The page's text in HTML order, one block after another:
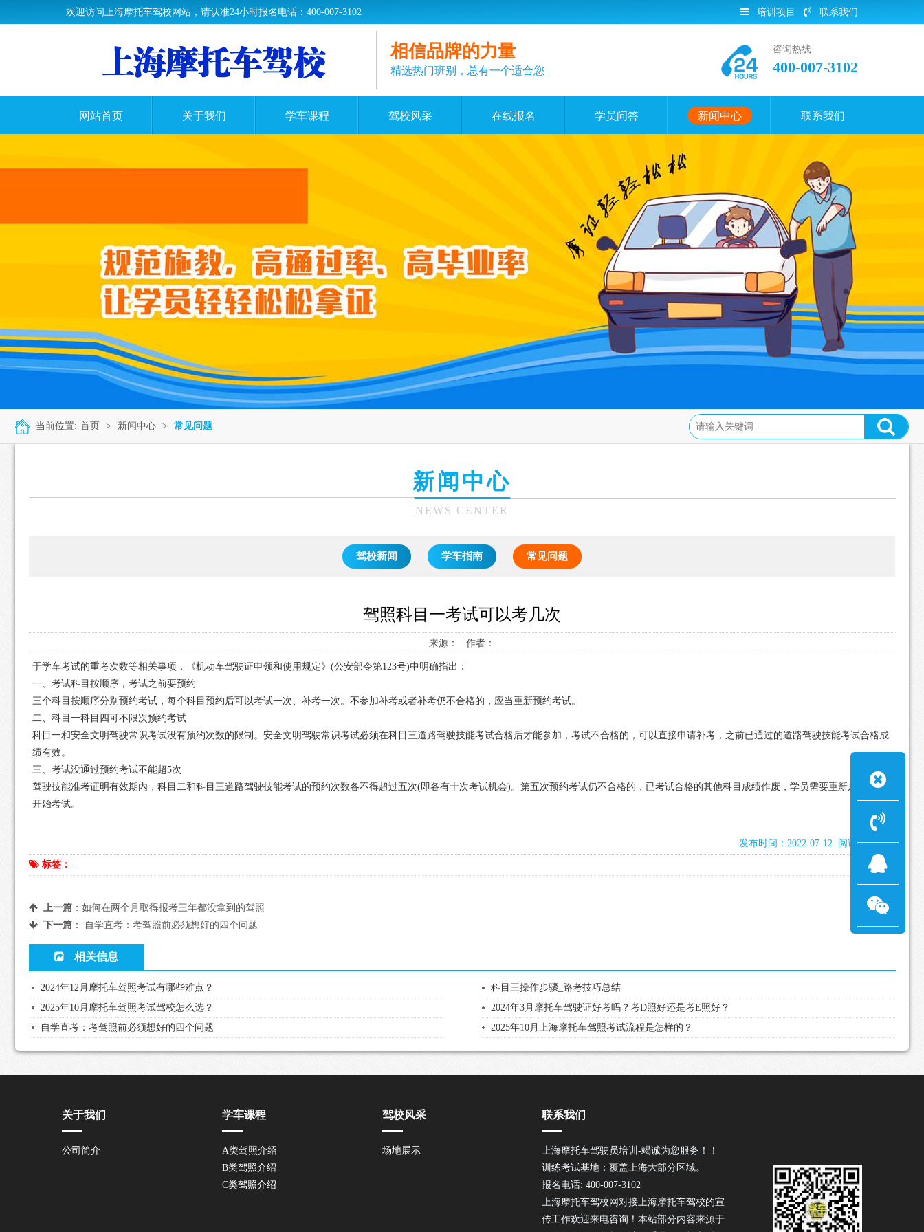
欢迎访问上海摩托车驾校网站，请认准24小时报名电话：400-007-3102 培训项目 联系我们
相信品牌的力量
精选热门班别，总有一个适合您
咨询热线
400-007-3102
网站首页 关于我们 学车课程 驾校风采 在线报名 学员问答 新闻中心 联系我们
当前位置: 首页 > 新闻中心 > 常见问题
新闻中心
NEWS CENTER
驾校新闻 学车指南 常见问题
驾照科目一考试可以考几次
来源： 作者：
于学车考试的重考次数等相关事项，《机动车驾驶证申领和使用规定》(公安部令第123号)中明确指出：
一、考试科目按顺序，考试之前要预约
三个科目按顺序分别预约考试，每个科目预约后可以考试一次、补考一次。不参加补考或者补考仍不合格的，应当重新预约考试。
二、科目一科目四可不限次预约考试
科目一和安全文明驾驶常识考试没有预约次数的限制。安全文明驾驶常识考试必须在科目三道路驾驶技能考试合格后才能参加，考试不合格的，可以直接申请补考，之前已通过的道路驾驶技能考试合格成
绩有效。
三、考试没通过预约考试不能超5次
驾驶技能准考证明有效期内，科目二和科目三道路驾驶技能考试的预约次数各不得超过五次(即各有十次考试机会)。第五次预约考试仍不合格的，已考试合格的其他科目成绩作废，学员需要重新从科目一
开始考试。
发布时间：2022-07-12 阅读：2366次
标签：
上一篇： 如何在两个月取得报考三年都没拿到的驾照
下一篇： 自学直考：考驾照前必须想好的四个问题
相关信息
2024年12月摩托车驾照考试有哪些难点？
科目三操作步骤_路考技巧总结
2025年10月摩托车驾照考试驾校怎么选？
2024年3月摩托车驾驶证好考吗？考D照好还是考E照好？
自学直考：考驾照前必须想好的四个问题
2025年10月上海摩托车驾照考试流程是怎样的？
关于我们
公司简介
学车课程
A类驾照介绍
B类驾照介绍
C类驾照介绍
驾校风采
场地展示
联系我们
上海摩托车驾驶员培训-竭诚为您服务！！
训练考试基地：覆盖上海大部分区域。
报名电话: 400-007-3102
上海摩托车驾校网对接上海摩托车驾校的宣
传工作欢迎来电咨询！本站部分内容来源于